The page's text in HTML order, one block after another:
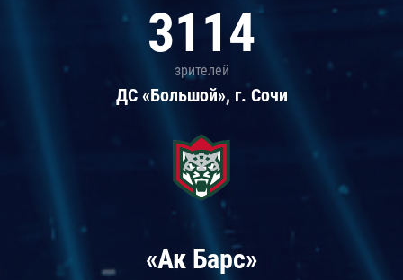
3114
зрителей
ДС «Большой», г. Сочи
«Ак Барс»